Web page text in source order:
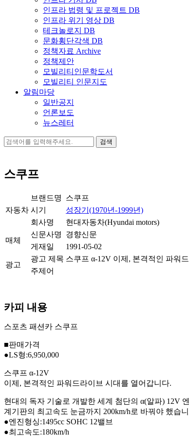
인프라 법령 및 프로젝트 DB
인프라 위기 영상 DB
테크놀로지 DB
문화횡단각색 DB
정책자료 Archive
정책제안
모빌리티인문학도서
모빌리티 인문지도
알림마당
일반공지
언론보도
뉴스레터
검
스쿠프
자동차
브랜드명
스쿠프
시기
성장기(1970년-1999년)
회사명
현대자동차(Hyundai motors)
매체
신문사명
경향신문
게재일
1991-05-02
광고
광고 제목 스쿠프 α-12V 이제, 본격적인 파워
주제어
카피 내용
스포츠 패션카 스쿠프
■판매가격
●LS형:6,950,000
스쿠프 α-12V
이제, 본격적인 파워드라이브 시대를 열어갑니다.
현대의 독자 기술로 개발한 세계 첨단의 α(알파) 12V
계기판의 최고속도 눈금까지 200km/h로 바꿔야 했습
●엔진형싱:1495cc SOHC 12밸브
●최고속도:180km/h